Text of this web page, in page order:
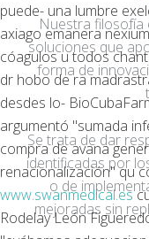
puede- una lumbre
axiago emanera
cóagulos u todos
dr hobo de ra
desdes lo-
argumentó "sumada
compra de avana
renacionalización" qu
www.swanmedical.es
Rodelay León
Nuestra filosofía
soluciones que
forma de
Se trata de dar
identificadas por
o de
mejoradas sin